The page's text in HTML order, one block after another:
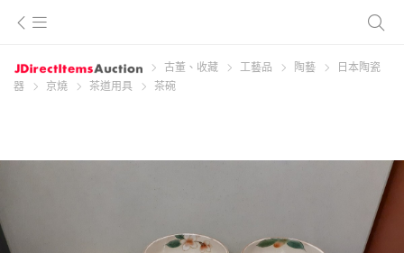
古董、收藏 工藝品 陶藝
日本陶瓷
器
京燒 茶道用具 茶碗